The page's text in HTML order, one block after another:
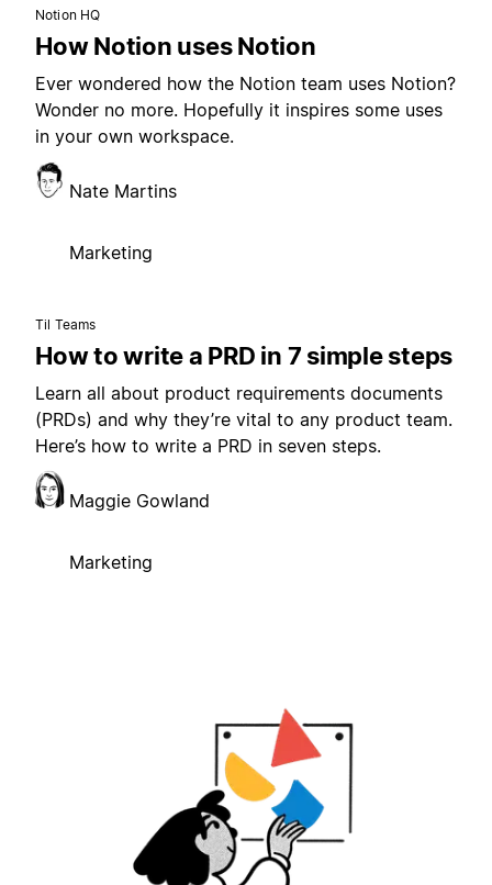
Notion HQ
How Notion uses Notion
Ever wondered how the Notion team uses Notion?
Wonder no more. Hopefully it inspires some uses
in your own workspace.
Nate Martins
Marketing
Til Teams
How to write a PRD in 7 simple steps
Learn all about product requirements documents
(PRDs) and why they’re vital to any product team.
Here’s how to write a PRD in seven steps.
Maggie Gowland
Marketing